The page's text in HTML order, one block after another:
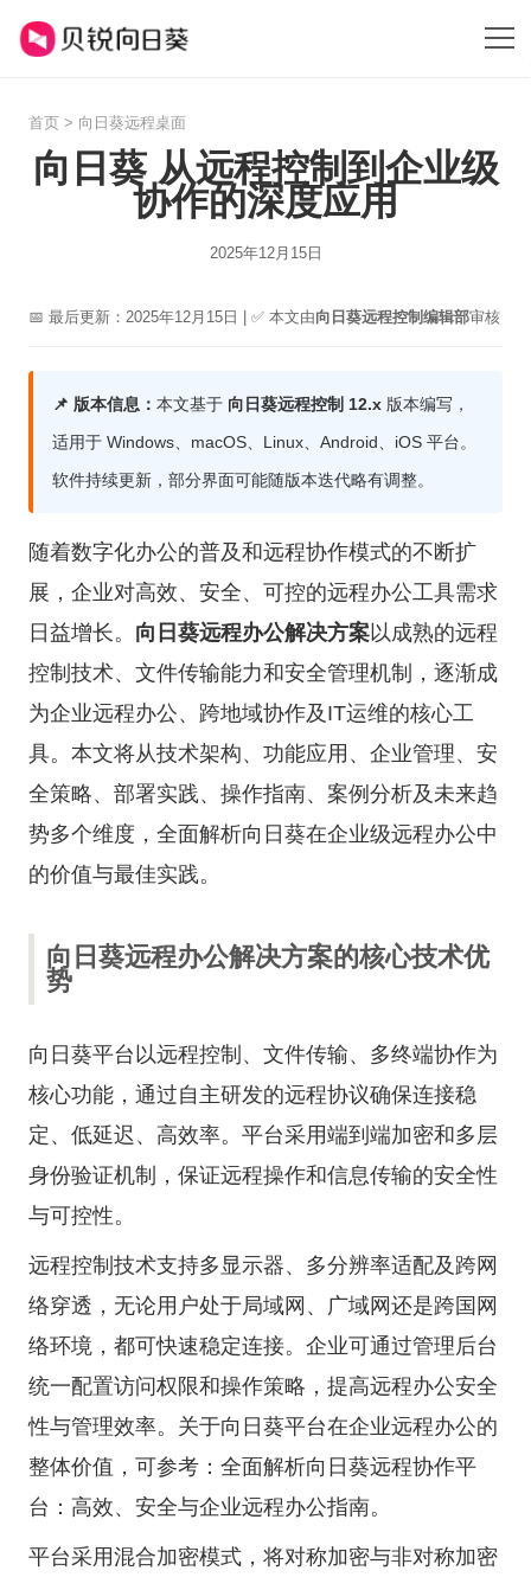
首页 > 向日葵远程桌面
向日葵 从远程控制到企业级
协作的深度应用
2025年12月15日
📅 最后更新：2025年12月15日 | ✅ 本文由向日葵远程控制编辑部审核
📌 版本信息： 本文基于 向日葵远程控制 12.x 版本编写，
适用于 Windows、macOS、Linux、Android、iOS 平台。
软件持续更新，部分界面可能随版本迭代略有调整。
随着数字化办公的普及和远程协作模式的不断扩
展，企业对高效、安全、可控的远程办公工具需求
日益增长。 向日葵远程办公解决方案以成熟的远程
控制技术、文件传输能力和安全管理机制，逐渐成
为企业远程办公、跨地域协作及IT运维的核心工
具。本文将从技术架构、功能应用、企业管理、安
全策略、部署实践、操作指南、案例分析及未来趋
势多个维度，全面解析向日葵在企业级远程办公中
的价值与最佳实践。
向日葵远程办公解决方案的核心技术优
势
向日葵平台以远程控制、文件传输、多终端协作为
核心功能，通过自主研发的远程协议确保连接稳
定、低延迟、高效率。平台采用端到端加密和多层
身份验证机制，保证远程操作和信息传输的安全性
与可控性。
远程控制技术支持多显示器、多分辨率适配及跨网
络穿透，无论用户处于局域网、广域网还是跨国网
络环境，都可快速稳定连接。企业可通过管理后台
统一配置访问权限和操作策略，提高远程办公安全
性与管理效率。关于向日葵平台在企业远程办公的
整体价值，可参考： 全面解析向日葵远程协作平
台：高效、安全与企业远程办公指南。
平台采用混合加密模式，将对称加密与非对称加密